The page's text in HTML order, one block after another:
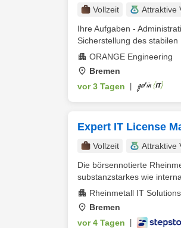
Vollzeit Attraktive
Ihre Aufgaben -
Sicherstellung des stabilen
ORANGE Engineering
Bremen
vor 3 Tagen
Expert IT License
Vollzeit Attraktive
Die börsennotierte
substanzstarkes wie
Rheinmetall IT
Bremen
vor 4 Tagen